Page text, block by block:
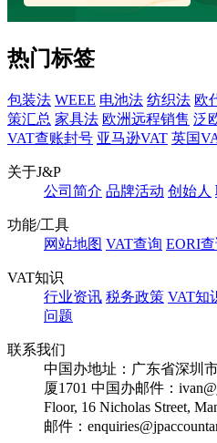
热门标签
包装法 WEEE 电池法 纺织法 欧
策汇总 家具法 欧洲远程销售 泛
VAT查账封号 亚马逊VAT 英国
关于J&P
公司简介 品牌活动 创始人
功能/工具
网站地图 VAT查询 EORI
VAT知识
行业资讯 税务政策 VAT知
问题
联系我们
中国办地址：广东省深圳
厦1701 中国办邮件：
Floor, 16 Nicholas Street,
邮件：